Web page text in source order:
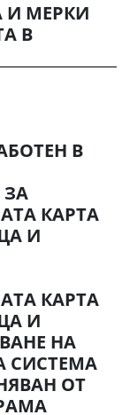
И МЕРКИ
В
В
КАРТА
И
КАРТА
И
НА
СИСТЕМА
ОТ